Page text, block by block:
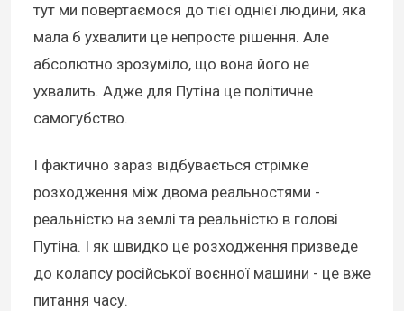
тут ми повертаємося до тієї однієї людини, яка
мала б ухвалити це непросте рішення. Але
абсолютно зрозуміло, що вона його не
ухвалить. Адже для Путіна це політичне
самогубство.
І фактично зараз відбувається стрімке
розходження між двома реальностями -
реальністю на землі та реальністю в голові
Путіна. І як швидко це розходження призведе
до колапсу російської воєнної машини - це вже
питання часу.